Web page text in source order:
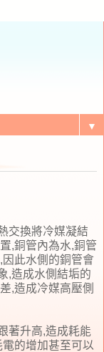
▼
交換將冷媒凝結
,銅管內為水,銅管
此水側的銅管會
,造成水側結垢的
,造成冷媒高壓側
著升高,造成耗能
的增加甚至可以